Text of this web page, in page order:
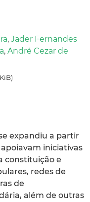
, Jader Fernandes
, André Cezar de
expandiu a partir
iniciativas
constituição e
redes de
de
além de outras